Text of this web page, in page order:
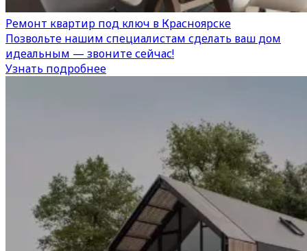
Ремонт квартир под ключ в Красноярске
Позвольте нашим специалистам сделать ваш дом
идеальным — звоните сейчас!
Узнать подробнее